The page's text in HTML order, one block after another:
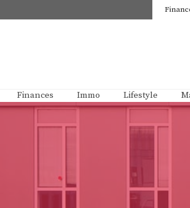
Finances Immo Lifestyle